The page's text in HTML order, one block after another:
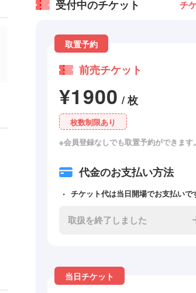
受付中のチケット チ
取置予約
前売チケット
¥1900 / 枚
枚数制限あり
※会員登録なしでも取置予約ができます。
代金のお支払い方法
チケット代は当日開場でお支払いで
取扱を終了しました
当日チケット